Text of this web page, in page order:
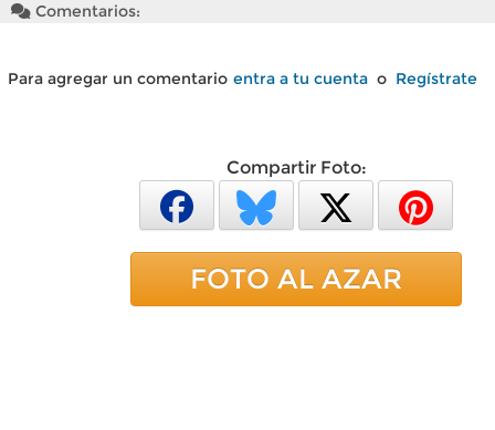
Comentarios:
Para agregar un comentario entra a tu cuenta o Regístrate
Compartir Foto:
FOTO AL AZAR